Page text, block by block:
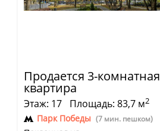
Продается 3-комнатная
квартира
Этаж: 17 Площадь: 83,7 м2
Парк Победы (7 мин. пешком)